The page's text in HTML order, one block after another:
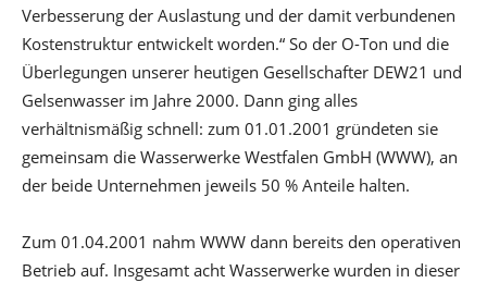
Verbesserung der Auslastung und der damit verbundenen
Kostenstruktur entwickelt worden.“ So der O-Ton und die
Überlegungen unserer heutigen Gesellschafter DEW21 und
Gelsenwasser im Jahre 2000. Dann ging alles
verhältnismäßig schnell: zum 01.01.2001 gründeten sie
gemeinsam die Wasserwerke Westfalen GmbH (WWW), an
der beide Unternehmen jeweils 50 % Anteile halten.
Zum 01.04.2001 nahm WWW dann bereits den operativen
Betrieb auf. Insgesamt acht Wasserwerke wurden in dieser